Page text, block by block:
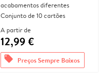
acabamentos diferentes
Conjunto de 10 cartões
A partir de
12,99 €
offers Preços Sempre Baixos